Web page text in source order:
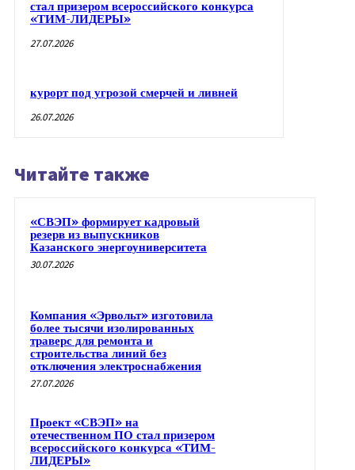
стал призером всероссийского конкурса
«ТИМ-ЛИДЕРЫ»
27.07.2026
курорт под угрозой смерчей и ливней
26.07.2026
Читайте также
«СВЭП» формирует кадровый
резерв из выпускников
Казанского энергоуниверситета
30.07.2026
Компания «Эрвольт» изготовила
более тысячи изолированных
траверс для ремонта и
строительства линий без
отключения электроснабжения
27.07.2026
Проект «СВЭП» на
отечественном ПО стал призером
всероссийского конкурса «ТИМ-
ЛИДЕРЫ»